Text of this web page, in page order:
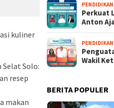
kuliner
Solo:
resep
makan
PENDIDIKAN
Perkuat
Anton
PENDIDIKAN
Wakil
BERITA POPULER